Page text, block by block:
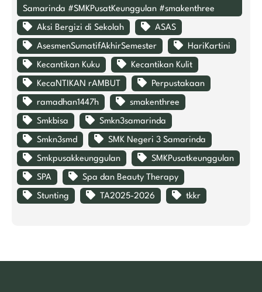
Samarinda #SMKPusatKeunggulan #smakenthree
Aksi Bergizi di Sekolah ASAS
AsesmenSumatifAkhirSemester HariKartini
Kecantikan Kuku Kecantikan Kulit
KecaNTIKAN rAMBUT Perpustakaan
ramadhan1447h smakenthree
Smkbisa Smkn3samarinda
Smkn3smd SMK Negeri 3 Samarinda
Smkpusakkeunggulan SMKPusatkeunggulan
SPA Spa dan Beauty Therapy
Stunting TA2025-2026 tkkr